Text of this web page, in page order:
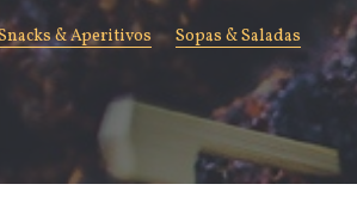
& Aperitivos
Sopas & Saladas